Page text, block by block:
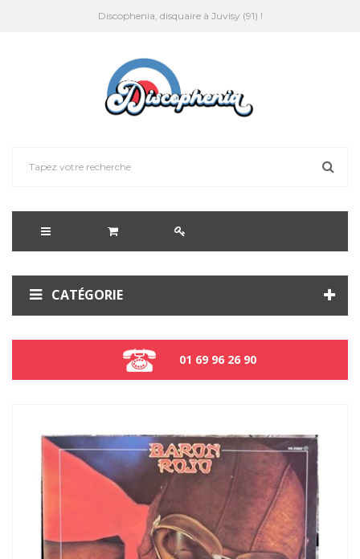
Discophenia, disquaire à Juvisy (91) !
CATÉGORIE
01 69 96 26 90